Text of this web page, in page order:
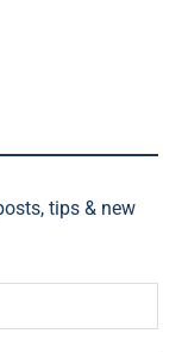
tips & new